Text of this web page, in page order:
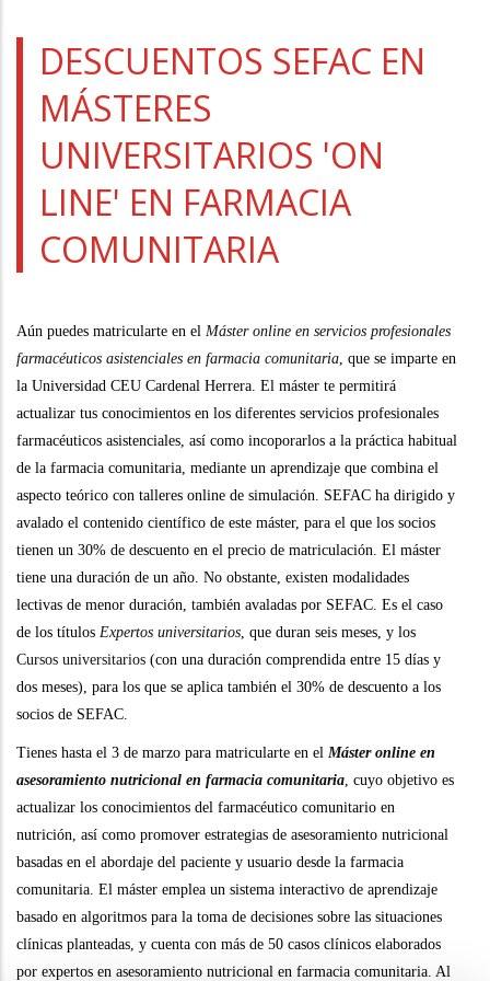
la
navegación
DESCUENTOS SEFAC EN
MÁSTERES
UNIVERSITARIOS 'ON
LINE' EN FARMACIA
COMUNITARIA
Aún puedes matricularte en el Máster online en servicios profesionales
farmacéuticos asistenciales en farmacia comunitaria , que se imparte en
la Universidad CEU Cardenal Herrera. El máster te permitirá
actualizar tus conocimientos en los diferentes servicios profesionales
farmacéuticos asistenciales, así como incoporarlos a la práctica habitual
de la farmacia comunitaria, mediante un aprendizaje que combina el
aspecto teórico con talleres online de simulación. SEFAC ha dirigido y
avalado el contenido científico de este máster, para el que los socios
tienen un 30% de descuento en el precio de matriculación. El máster
tiene una duración de un año. No obstante, existen modalidades
lectivas de menor duración, también avaladas por SEFAC. Es el caso
de los títulos Expertos universitarios , que duran seis meses, y los
Cursos universitarios (con una duración comprendida entre 15 días y
dos meses), para los que se aplica también el 30% de descuento a los
socios de SEFAC.
Tienes hasta el 3 de marzo para matricularte en el Máster online en
asesoramiento nutricional en farmacia comunitaria , cuyo objetivo es
actualizar los conocimientos del farmacéutico comunitario en
nutrición, así como promover estrategias de asesoramiento nutricional
basadas en el abordaje del paciente y usuario desde la farmacia
comunitaria. El máster emplea un sistema interactivo de aprendizaje
basado en algoritmos para la toma de decisiones sobre las situaciones
clínicas planteadas, y cuenta con más de 50 casos clínicos elaborados
por expertos en asesoramiento nutricional en farmacia comunitaria. Al